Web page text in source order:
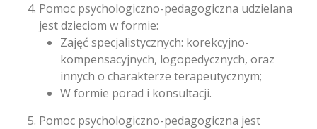
Pomoc psychologiczno-pedagogiczna udzielana
jest dzieciom w formie:
Zajęć specjalistycznych: korekcyjno-
kompensacyjnych, logopedycznych, oraz
innych o charakterze terapeutycznym;
W formie porad i konsultacji.
Pomoc psychologiczno-pedagogiczna jest